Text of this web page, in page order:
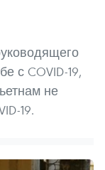
с COVID-19,
не
19.